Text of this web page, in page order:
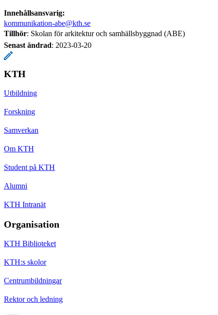
Innehållsansvarig:
kommunikation-abe@kth.se
Tillhör: Skolan för arkitektur och samhällsbyggnad (ABE)
Senast ändrad: 2023-03-20
KTH
Utbildning
Forskning
Samverkan
Om KTH
Student på KTH
Alumni
KTH Intranät
Organisation
KTH Biblioteket
KTH:s skolor
Centrumbildningar
Rektor och ledning